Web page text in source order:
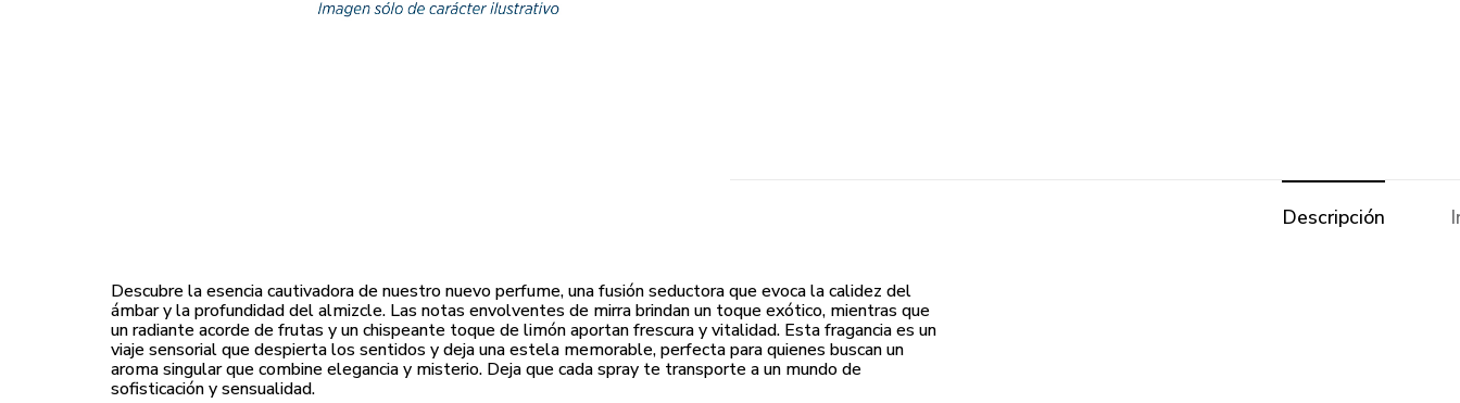
Descripción
Descubre la esencia cautivadora de nuestro nuevo perfume, una fusión seductora que evoca la calidez del
ámbar y la profundidad del almizcle. Las notas envolventes de mirra brindan un toque exótico, mientras que
un radiante acorde de frutas y un chispeante toque de limón aportan frescura y vitalidad. Esta fragancia es un
viaje sensorial que despierta los sentidos y deja una estela memorable, perfecta para quienes buscan un
aroma singular que combine elegancia y misterio. Deja que cada spray te transporte a un mundo de
sofisticación y sensualidad.